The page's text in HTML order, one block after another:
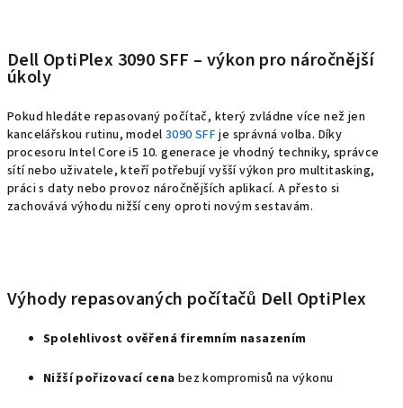
Dell OptiPlex 3090 SFF – výkon pro náročnější
úkoly
Pokud hledáte repasovaný počítač, který zvládne více než jen
kancelářskou rutinu, model 3090 SFFje správná volba. Díky
procesoru Intel Core i5 10. generace je vhodný techniky, správce
sítí nebo uživatele, kteří potřebují vyšší výkon pro multitasking,
práci s daty nebo provoz náročnějších aplikací. A přesto si
zachovává výhodu nižší ceny oproti novým sestavám.
Výhody repasovaných počítačů Dell OptiPlex
Spolehlivost ověřená firemním nasazením
Nižší pořizovací cena bez kompromisů na výkonu